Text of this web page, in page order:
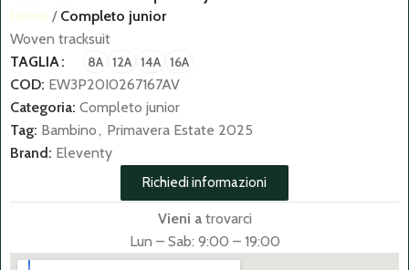
Home
Completo junior
Woven tracksuit
TAGLIA
8A 12A 14A 16A
COD: EW3P20I0267167AV
Categoria: Completo junior
Tag: Bambino, Primavera Estate 2025
Brand: Eleventy
Richiedi informazioni
Vieni atrovarci
Lun – Sab: 9:00 – 19:00